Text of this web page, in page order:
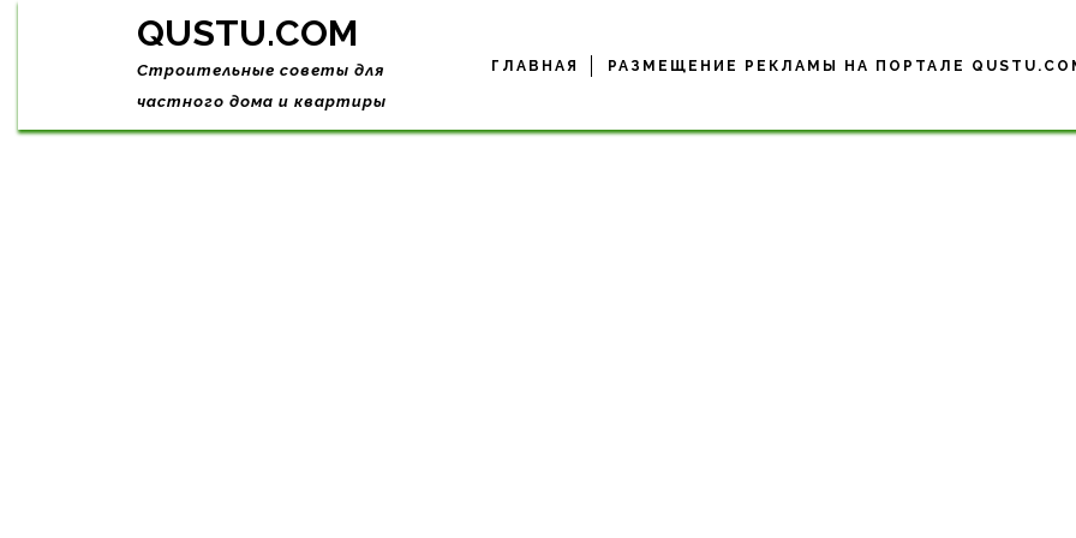
Skip
QUSTU.COM
Строительные советы для
частного дома и квартиры
ГЛАВНАЯ РАЗМЕЩЕНИЕ РЕКЛАМЫ НА ПОРТАЛЕ